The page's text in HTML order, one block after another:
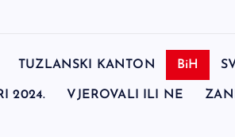
TUZLANSKI KANTON BiH
2024. VJEROVALI ILI NE